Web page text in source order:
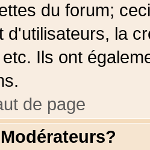
du forum;
d'utilisateurs, la
Ils ont
de page